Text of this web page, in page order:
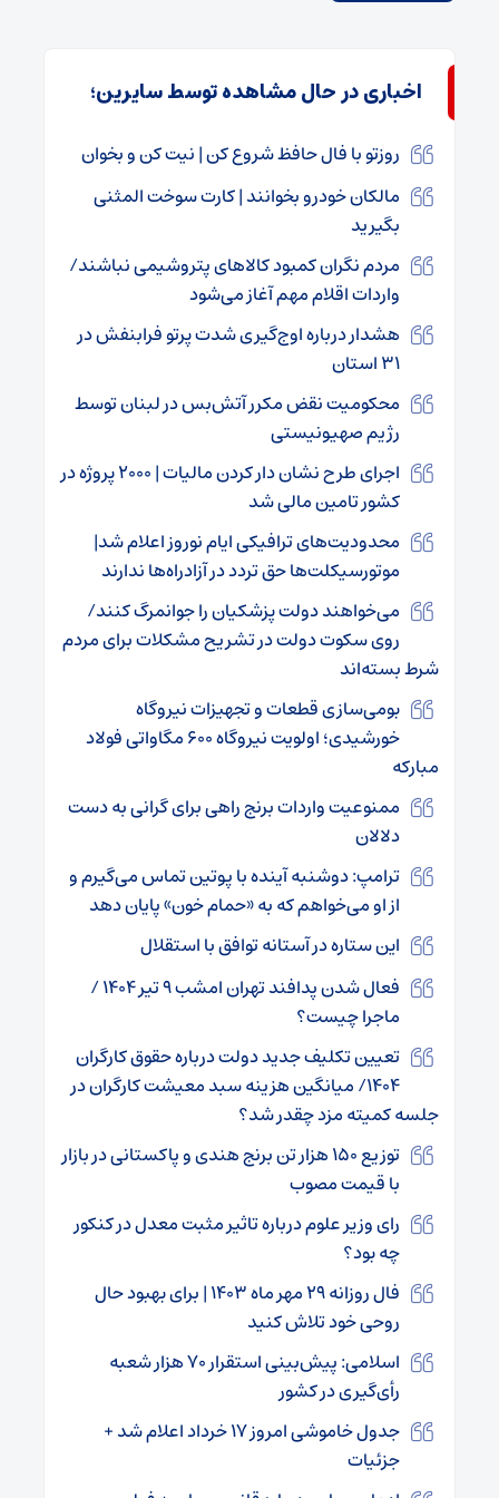
اخباری در حال مشاهده توسط سایرین؛
روزتو با فال حافظ شروع کن | نیت کن و بخوان
مالکان خودرو بخوانند | کارت سوخت المثنی
بگیرید
مردم نگران کمبود کالاهای پتروشیمی نباشند/
واردات اقلام مهم آغاز می‌شود
هشدار درباره اوج‌گیری شدت پرتو فرابنفش در
۳۱ استان
محکومیت نقض مکرر آتش‌بس در لبنان توسط
رژیم صهیونیستی
اجرای طرح نشان دار کردن مالیات | ۲۰۰۰ پروژه در
کشور تامین مالی شد
محدودیت‌های ترافیکی ایام نوروز اعلام شد|
موتورسیکلت‌ها حق تردد در آزادراه‌ها ندارند
می‌خواهند دولت پزشکیان را جوانمرگ کنند/
روی سکوت دولت در تشریح مشکلات برای مردم
شرط بسته‌اند
بومی‌سازی قطعات و‌ تجهیزات نیروگاه
خورشیدی؛ اولویت نیروگاه ۶۰۰ مگاواتی فولاد
مبارکه
ممنوعیت واردات برنج راهی برای گرانی به دست
دلالان
ترامپ: دوشنبه آینده با پوتین تماس می‌گیرم و
از او می‌خواهم که به «حمام خون» پایان دهد
این ستاره در آستانه توافق با استقلال
فعال شدن پدافند تهران امشب ۹ تیر ۱۴۰۴ /
ماجرا چیست؟
تعیین تکلیف جدید دولت درباره حقوق کارگران
۱۴۰۴/ میانگین هزینه سبد معیشت کارگران در
جلسه کمیته مزد چقدر شد؟
توزیع ۱۵۰ هزار تن برنج‌ هندی و پاکستانی در بازار
با قیمت مصوب
رای وزیر علوم درباره تاثیر مثبت معدل در کنکور
چه بود؟
فال روزانه ۲۹ مهر ماه ۱۴۰۳ | برای بهبود حال
روحی خود تلاش کنید
اسلامی: پیش‌بینی استقرار ۷۰ هزار شعبه
رأی‌گیری در کشور
جدول خاموشی امروز ۱۷ خرداد اعلام شد +
جزئیات